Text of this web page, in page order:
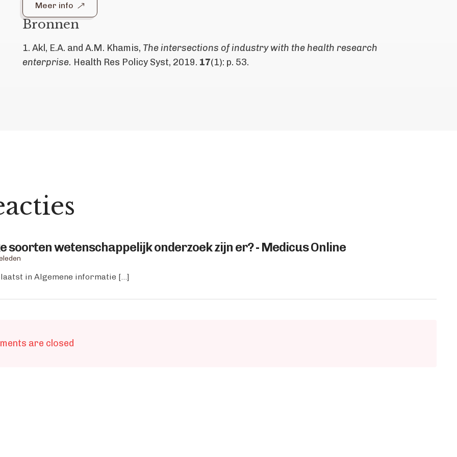
Meer info
Bronnen
1. Akl, E.A. and A.M. Khamis, The intersections of industry with the health research
enterprise. Health Res Policy Syst, 2019. 17(1): p. 53.
soorten wetenschappelijk onderzoek zijn er? - Medicus Onlinesays:
in Algemene informatie […]
are closed